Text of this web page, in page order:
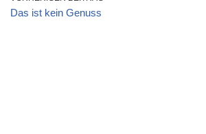
Das ist kein Genuss